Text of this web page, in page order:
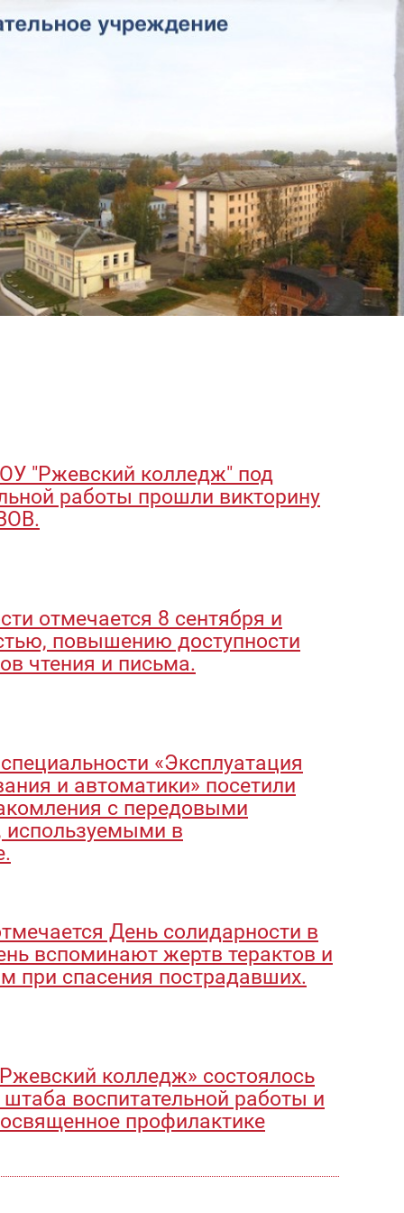
"Ржевский колледж" под
работы прошли викторину
отмечается 8 сентября и
повышению доступности
чтения и письма.
«Эксплуатация
и автоматики» посетили
с передовыми
используемыми в
День солидарности в
вспоминают жертв терактов и
при спасения пострадавших.
колледж» состоялось
воспитательной работы и
профилактике